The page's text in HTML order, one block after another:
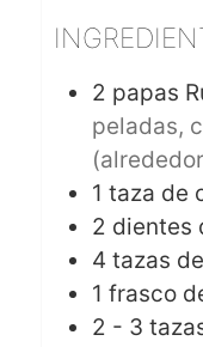
2 papas
peladas,
1 taza de
2 dientes
4 tazas
1 frasco
2 - 3